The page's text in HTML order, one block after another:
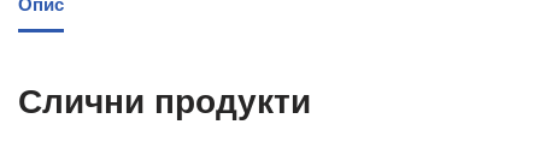
Опис
Слични продукти